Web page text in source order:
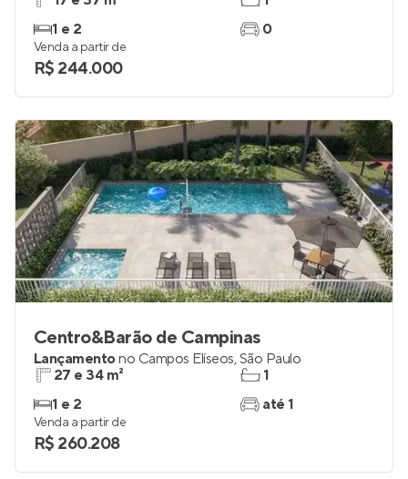
1 e 2
0
Venda a partir de
R$ 244.000
Centro&Barão de Campinas
Lançamentono Campos Elíseos,São Paulo
27 e 34 m²
1 e 2
1
até 1
Venda a partir de
R$ 260.208